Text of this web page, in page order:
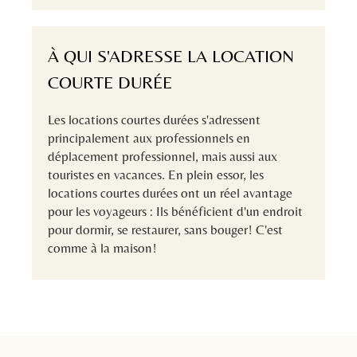
À QUI S'ADRESSE LA LOCATION
COURTE DURÉE
Les locations courtes durées s'adressent
principalement aux professionnels en
déplacement professionnel, mais aussi aux
touristes en vacances. En plein essor, les
locations courtes durées ont un réel avantage
pour les voyageurs : Ils bénéficient d'un endroit
pour dormir, se restaurer, sans bouger! C'est
comme à la maison!